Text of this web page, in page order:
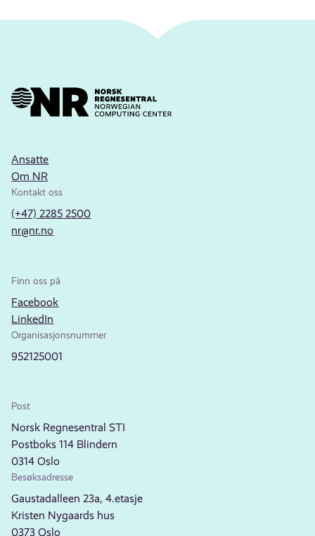
Ansatte
Om NR
Kontakt oss
(+47) 2285 2500
nr@nr.no
Finn oss på
Facebook
LinkedIn
Organisasjonsnummer
952125001
Post
Norsk Regnesentral STI
Postboks 114 Blindern
0314 Oslo
Besøksadresse
Gaustadalleen 23a, 4.etasje
Kristen Nygaards hus
0373 Oslo